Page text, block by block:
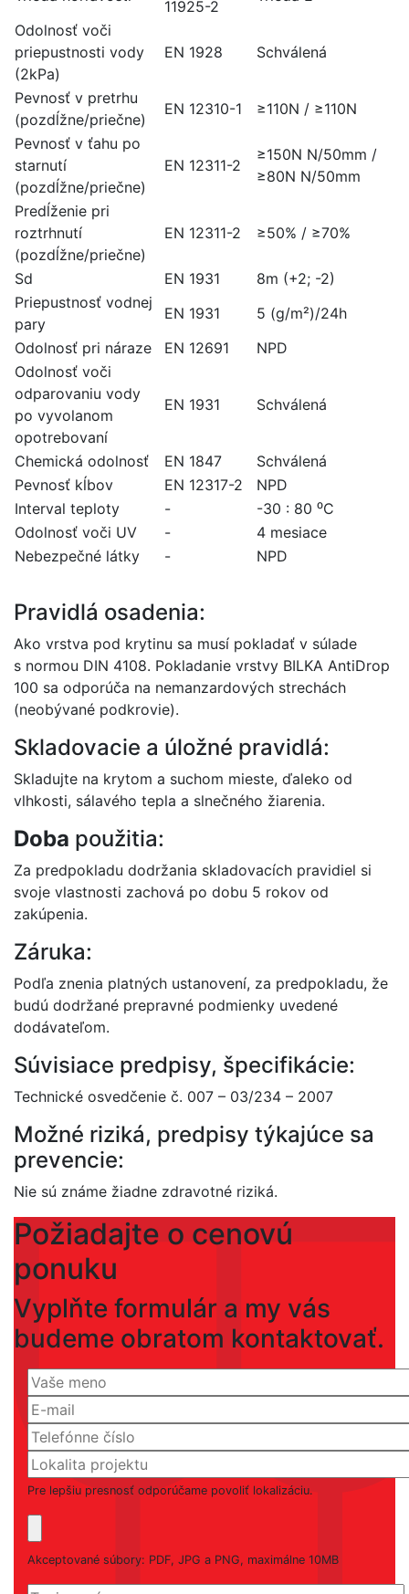
11925-2
Odolnosť voči
priepustnosti vody
(2kPa)
EN 1928 Schválená
Pevnosť v pretrhu
(pozdĺžne/priečne)
EN 12310-1
≥110N / ≥110N
Pevnosť v ťahu po
starnutí
(pozdĺžne/priečne)
EN 12311-2
≥150N N/50mm /
≥80N N/50mm
Predĺženie pri
roztrhnutí
(pozdĺžne/priečne)
EN 12311-2 ≥50% / ≥70%
Sd EN 1931
8m (+2; -2)
Priepustnosť vodnej
pary
EN 1931
5 (g/m²)/24h
Odolnosť pri náraze
EN 12691
NPD
Odolnosť voči
odparovaniu vody
po vyvolanom
opotrebovaní
EN 1931 Schválená
Chemická odolnosť EN 1847
Schválená
Pevnosť kĺbov
EN 12317-2
NPD
Interval teploty
-
-30 : 80 ⁰C
Odolnosť voči UV
-
4 mesiace
Nebezpečné látky
- NPD
Pravidlá osadenia:
Ako vrstva pod krytinu sa musí pokladať v súlade
s normou DIN 4108. Pokladanie vrstvy BILKA AntiDrop
100 sa odporúča na nemanzardových strechách
(neobývané podkrovie).
Skladovacie a úložné pravidlá:
Skladujte na krytom a suchom mieste, ďaleko od
vlhkosti, sálavého tepla a slnečného žiarenia.
Doba použitia:
Za predpokladu dodržania skladovacích pravidiel si
svoje vlastnosti zachová po dobu 5 rokov od
zakúpenia.
Záruka:
Podľa znenia platných ustanovení, za predpokladu, že
budú dodržané prepravné podmienky uvedené
dodávateľom.
Súvisiace predpisy, špecifikácie:
Technické osvedčenie č. 007 – 03/234 – 2007
Možné riziká, predpisy týkajúce sa
prevencie:
Nie sú známe žiadne zdravotné riziká.
Požiadajte o cenovú
ponuku
Vyplňte formulár a my vás
budeme obratom kontaktovať.
Pre lepšiu presnosť odporúčame povoliť lokalizáciu.
Akceptované súbory: PDF, JPG a PNG, maximálne 10MB